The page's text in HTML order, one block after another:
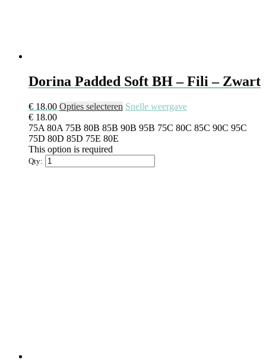
Dorina Padded Soft BH – Fili – Zwart
€ 18.00 Opties selecteren Dit
heeft
optie
Snelle weergave
€ 18.00
75A 80A 75B 80B 85B 90B 95B 75C 80C 85C 90C 95C
75D 80D 85D 75E 80E
This option is required
Qty: